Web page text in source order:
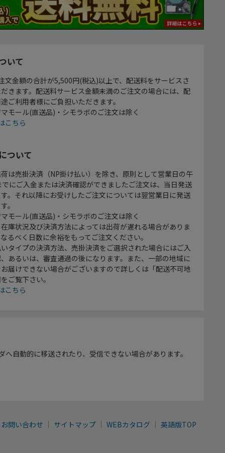
いて
文金額の合計が5,500円(税込)以上で、配送料をサービスさ
きます。配送料サービス金額未満のご注文の場合には、配
ご利用者様にご負担いただきます。
モール(直送品)・シモラボのご注文は除く
こちら
ついて
は売掛決済（NP掛け払い）を除き、原則として営業日の午
でにご入金または決済確認ができましたご注文は、当日発送
。それ以降にお受けしたご注文については翌営業日に発送
。
モール(直送品)・シモラボのご注文は除く
庫状況及び決済方法によっては出荷が遅れる場合がありま
るべく日数に余裕をもってご注文ください。
タイプの決済方法、売掛決済をご選択された場合にはご入
あるいは、審査通過の後になります。また、一部の地域に
届けできない場合がございますので詳しくは「配送不可地
ご覧下さい。
こちら
自動的に移送されたり、受信できない場合があります。
お問い合わせ サイトマップ WEBカタログ 英語版TOP